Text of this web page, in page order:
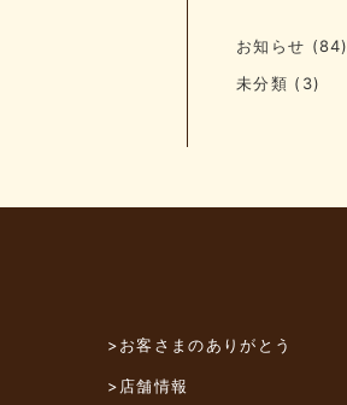
お知らせ (84)
未分類 (3)
>お客さまのありがとう
>店舗情報